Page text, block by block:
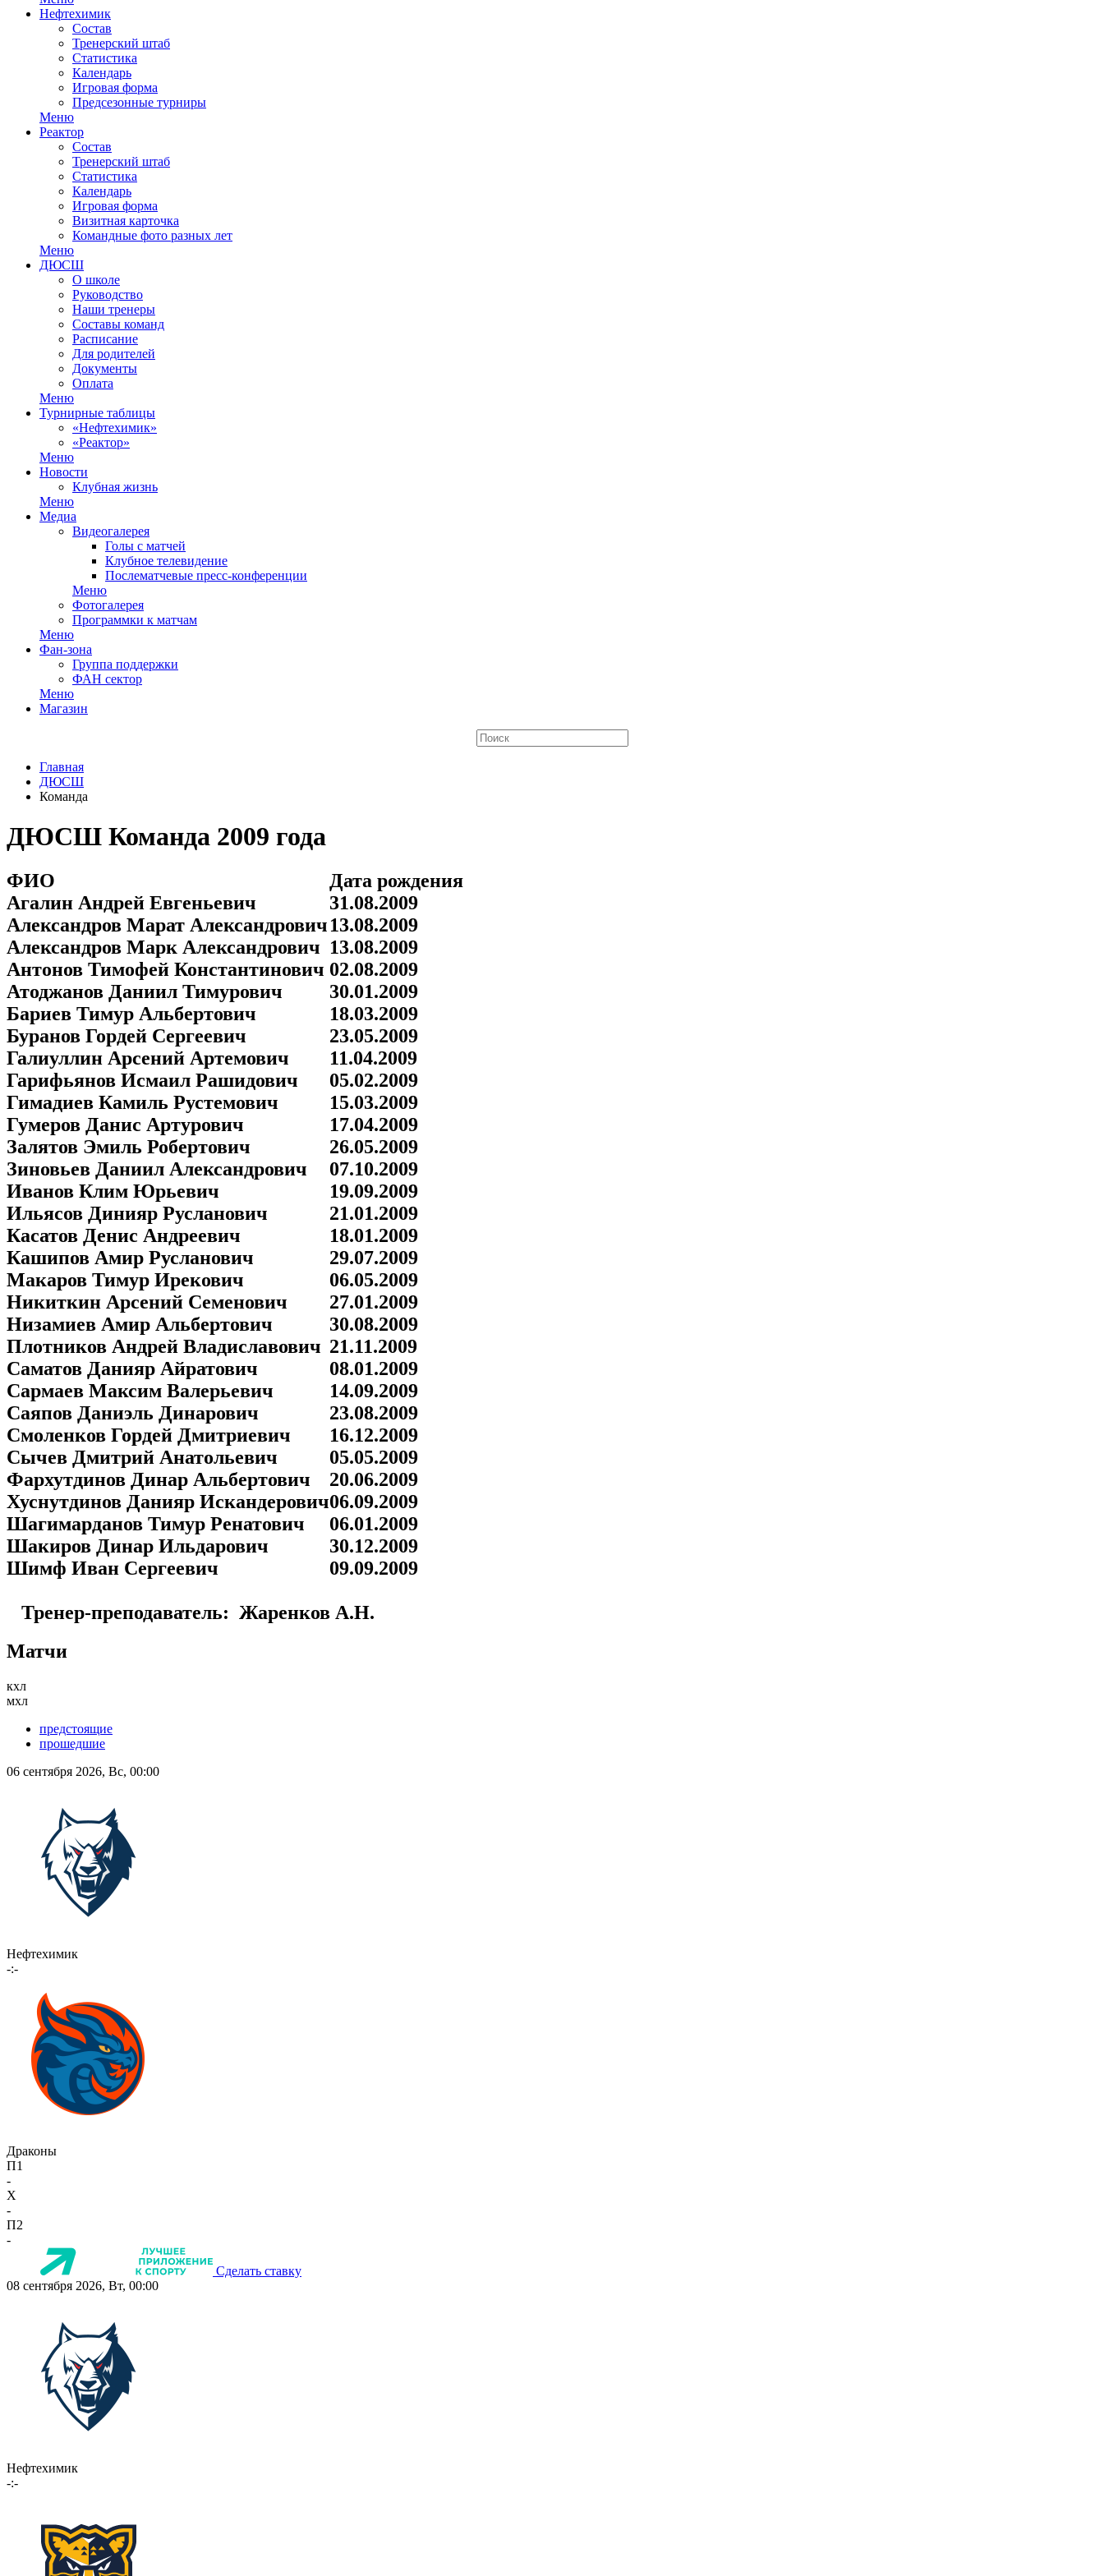
Нефтехимик
Состав
Тренерский штаб
Статистика
Календарь
Игровая форма
Предсезонные турниры
Меню
Реактор
Состав
Тренерский штаб
Статистика
Календарь
Игровая форма
Визитная карточка
Командные фото разных лет
Меню
ДЮСШ
О школе
Руководство
Наши тренеры
Составы команд
Расписание
Для родителей
Документы
Оплата
Меню
Турнирные таблицы
«Нефтехимик»
«Реактор»
Меню
Новости
Клубная жизнь
Меню
Медиа
Видеогалерея
Голы с матчей
Клубное телевидение
Послематчевые пресс-конференции
Меню
Фотогалерея
Программки к матчам
Меню
Фан-зона
Группа поддержки
ФАН сектор
Меню
Магазин
Главная
ДЮСШ
Команда
ДЮСШ Команда 2009 года
ФИО
Дата рождения
Агалин Андрей Евгеньевич
31.08.2009
Александров Марат Александрович13.08.2009
Александров Марк Александрович 13.08.2009
Антонов Тимофей Константинович 02.08.2009
Атоджанов Даниил Тимурович
30.01.2009
Бариев Тимур Альбертович
18.03.2009
Буранов Гордей Сергеевич
23.05.2009
Галиуллин Арсений Артемович
11.04.2009
Гарифьянов Исмаил Рашидович
05.02.2009
Гимадиев Камиль Рустемович
15.03.2009
Гумеров Данис Артурович
17.04.2009
Залятов Эмиль Робертович
26.05.2009
Зиновьев Даниил Александрович
07.10.2009
Иванов Клим Юрьевич
19.09.2009
Ильясов Динияр Русланович
21.01.2009
Касатов Денис Андреевич
18.01.2009
Кашипов Амир Русланович
29.07.2009
Макаров Тимур Ирекович
06.05.2009
Никиткин Арсений Семенович
27.01.2009
Низамиев Амир Альбертович
30.08.2009
Плотников Андрей Владиславович 21.11.2009
Саматов Данияр Айратович
08.01.2009
Сармаев Максим Валерьевич
14.09.2009
Саяпов Даниэль Динарович
23.08.2009
Смоленков Гордей Дмитриевич
16.12.2009
Сычев Дмитрий Анатольевич
05.05.2009
Фархутдинов Динар Альбертович
20.06.2009
Хуснутдинов Данияр Искандерович06.09.2009
Шагимарданов Тимур Ренатович
06.01.2009
Шакиров Динар Ильдарович
30.12.2009
Шимф Иван Сергеевич
09.09.2009
Тренер-преподаватель: Жаренков А.Н.
Матчи
кхл
мхл
предстоящие
прошедшие
06 сентября 2026, Вс, 00:00
Нефтехимик
-:-
Драконы
П1
-
X
-
П2
-
Сделать ставку
08 сентября 2026, Вт, 00:00
Нефтехимик
-:-